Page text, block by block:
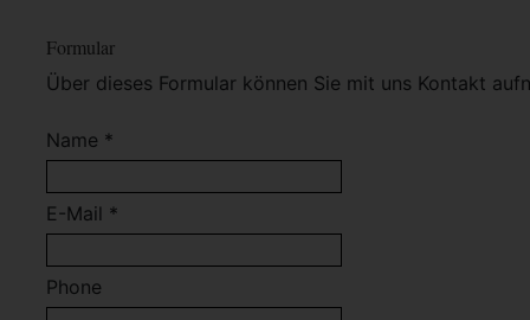
Formular
Über dieses Formular können Sie mit uns Kontakt
Name *
E-Mail *
Phone